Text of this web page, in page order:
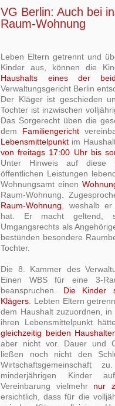
VG Berlin: Auch bei
Raum-Wohnung
Leben Eltern getrennt und
Kinder aus, können die
Haushalts eines der
Verwaltungsgericht Berlin
Der Kläger ist geschieden
Tochter ist inzwischen
Das Sorgerecht üben die
dem Familiengericht
Lebensmittelpunkt im
von freitags 17:00 Uhr bis
Unter Hinweis auf diese
öffentlichen Leistungen
Wohnungsamt einen
Raum-Wohnung.
Raum-Wohnung, weshalb er
hat. Er macht geltend,
Umgangsrechts als
bestünden besondere
Tochter.
Die 8. Kammer des
Einen WBS für eine 3-
beanspruchen. Die Kinder
Klägers. Lebten Eltern
dem Haushalt zuzuordnen,
ihren Lebensmittelpunkt
gleichzeitig beiden
aber nicht vor. Dauer und
ließen noch nicht den
Wirtschaftsgemeinschaft
minderjährigen Kinder
Vereinbarung vielmehr nur
ersichtlich, dass für die